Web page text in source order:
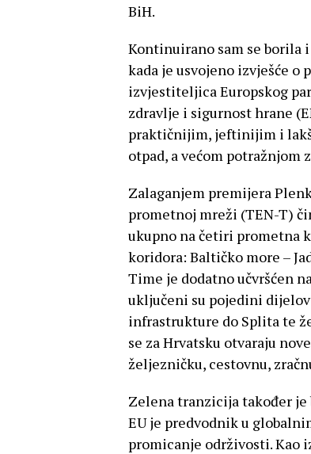
BiH.
Kontinuirano sam se borila
kada je usvojeno izvješće o
izvjestiteljica Europskog
zdravlje i sigurnost hrane
praktičnijim, jeftinijim i
otpad, a većom potražnjom
Zalaganjem premijera
prometnoj mreži (TEN-T)
ukupno na četiri prometna
koridora: Baltičko more –
Time je dodatno učvršćen
uključeni su pojedini
infrastrukture do Splita te
se za Hrvatsku otvaraju
željezničku, cestovnu,
Zelena tranzicija također
EU je predvodnik u
promicanje održivosti. Kao